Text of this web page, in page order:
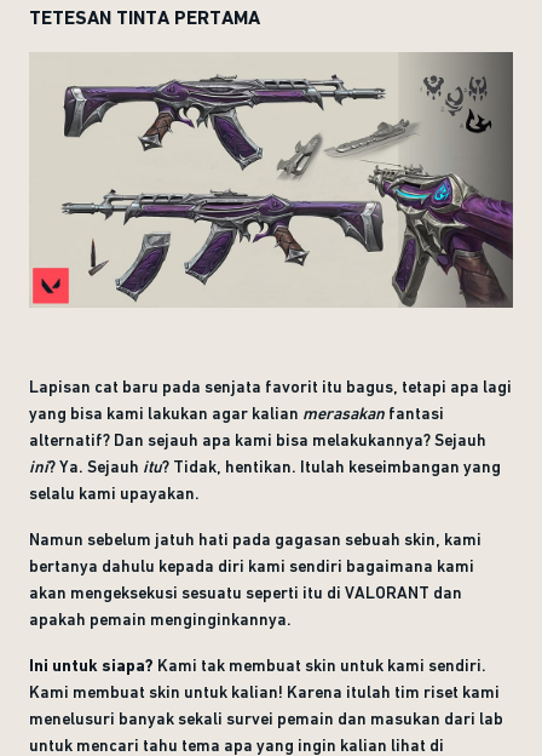
TETESAN TINTA PERTAMA
Lapisan cat baru pada senjata favorit itu bagus, tetapi apa lagi
yang bisa kami lakukan agar kalian merasakan fantasi
alternatif? Dan sejauh apa kami bisa melakukannya? Sejauh
ini? Ya. Sejauh itu? Tidak, hentikan. Itulah keseimbangan yang
selalu kami upayakan.
Namun sebelum jatuh hati pada gagasan sebuah skin, kami
bertanya dahulu kepada diri kami sendiri bagaimana kami
akan mengeksekusi sesuatu seperti itu di VALORANT dan
apakah pemain menginginkannya.
Ini untuk siapa? Kami tak membuat skin untuk kami sendiri.
Kami membuat skin untuk kalian! Karena itulah tim riset kami
menelusuri banyak sekali survei pemain dan masukan dari lab
untuk mencari tahu tema apa yang ingin kalian lihat di